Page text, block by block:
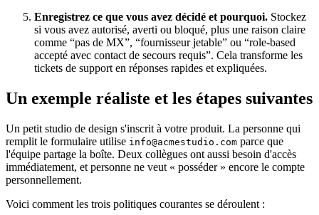
Enregistrez ce que vous avez décidé et pourquoi. Stockez
si vous avez autorisé, averti ou bloqué, plus une raison claire
comme “pas de MX”, “fournisseur jetable” ou “role-based
accepté avec contact de secours requis”. Cela transforme les
tickets de support en réponses rapides et expliquées.
Un exemple réaliste et les étapes suivantes
Un petit studio de design s'inscrit à votre produit. La personne qui
remplit le formulaire utilise info@acmestudio.com parce que
l'équipe partage la boîte. Deux collègues ont aussi besoin d'accès
immédiatement, et personne ne veut « posséder » encore le compte
personnellement.
Voici comment les trois politiques courantes se déroulent :